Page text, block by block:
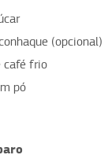
(opcional)
café frio
pó